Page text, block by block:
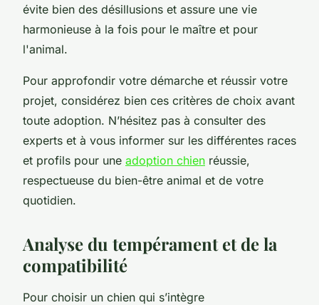
évite bien des désillusions et assure une vie
harmonieuse à la fois pour le maître et pour
l'animal.
Pour approfondir votre démarche et réussir votre
projet, considérez bien ces critères de choix avant
toute adoption. N’hésitez pas à consulter des
experts et à vous informer sur les différentes races
et profils pour une adoption chien réussie,
respectueuse du bien-être animal et de votre
quotidien.
Analyse du tempérament et de la
compatibilité
Pour choisir un chien qui s’intègre